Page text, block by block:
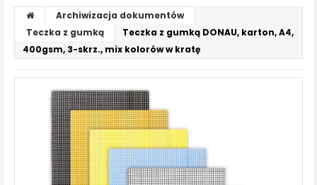
Archiwizacja dokumentów
Teczka z gumką
Teczka z gumką DONAU, karton, A4,
400gsm, 3-skrz., mix kolorów w kratę